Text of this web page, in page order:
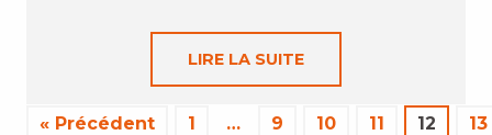
LIRE LA SUITE
« Précédent 1 … 9 10 11 12 13